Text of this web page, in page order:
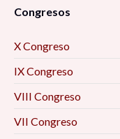
Congresos
X Congreso
IX Congreso
VIII Congreso
VII Congreso